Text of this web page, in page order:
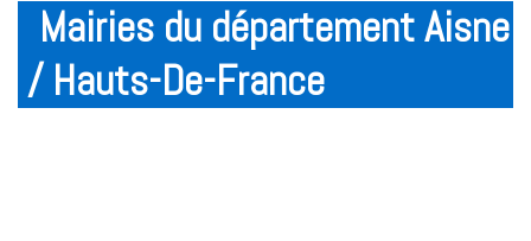
Mairies du département Aisne
/ Hauts-De-France